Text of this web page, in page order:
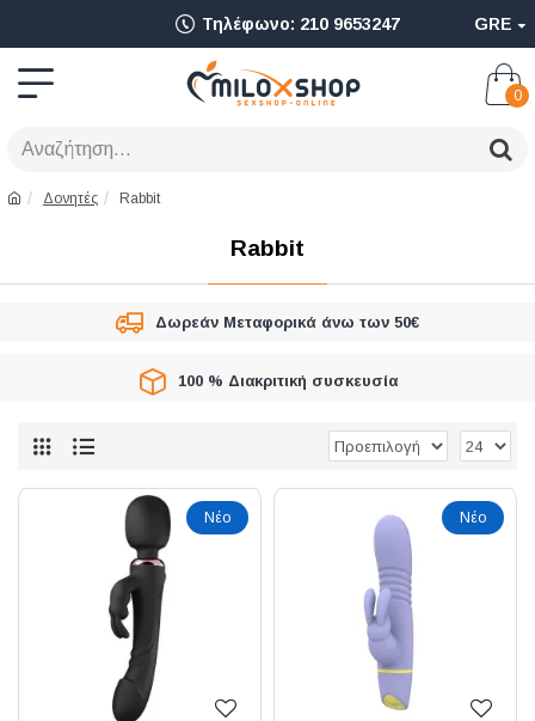
Ολοκληρωμένο
Adult
Shop
για
Sex
Δονητές,
Ερωτικά
Διακριτική
αποστολή,
επώνυμα
Τηλέφωνο: 210 9653247 GRE
0
Δονητές Rabbit
Rabbit
Δωρεάν Μεταφορικά άνω των 50€
100 % Διακριτική συσκευσία
Νέο Νέο